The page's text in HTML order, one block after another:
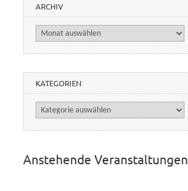
ARCHIV
Archiv
KATEGORIEN
Kategorien
Anstehende Veranstaltungen